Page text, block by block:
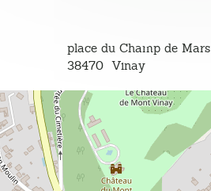
place du Champ de Mars
38470 Vinay